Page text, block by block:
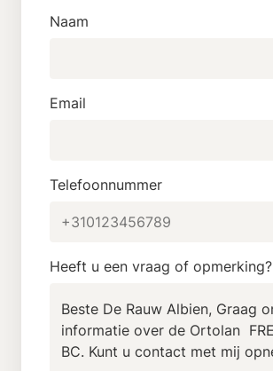
Naam
Email
Telefoonnummer
Heeft u een vraag of opmerking?